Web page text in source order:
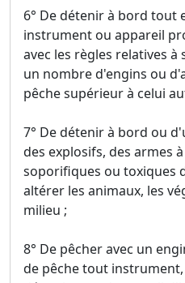
6° De détenir à bord tout
instrument ou appareil
avec les règles relatives
un nombre d'engins ou
pêche supérieur à celui
7° De détenir à bord ou
des explosifs, des armes
soporifiques ou toxiques
altérer les animaux, les
milieu ;
8° De pêcher avec un
de pêche tout